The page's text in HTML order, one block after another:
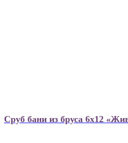
Сруб бани из бруса 6х12